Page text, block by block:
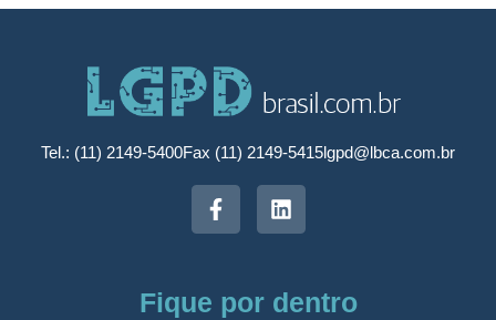
Tel.: (11) 2149-5400Fax (11) 2149-5415lgpd@lbca.com.br
Fique por dentro